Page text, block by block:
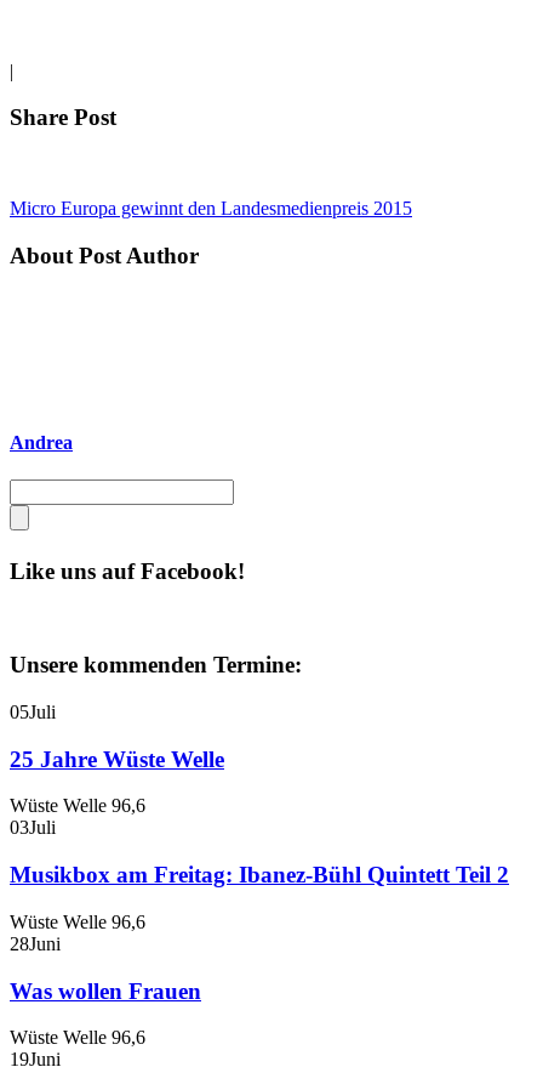
|
Share Post
Micro Europa gewinnt den Landesmedienpreis 2015
About Post Author
Andrea
Like uns auf Facebook!
Unsere kommenden Termine:
05Juli
25 Jahre Wüste Welle
Wüste Welle 96,6
03Juli
Musikbox am Freitag: Ibanez-Bühl Quintett Teil 2
Wüste Welle 96,6
28Juni
Was wollen Frauen
Wüste Welle 96,6
19Juni